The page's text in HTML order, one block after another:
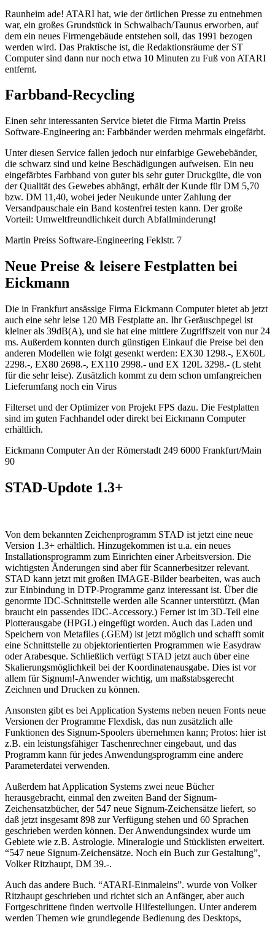
Raunheim ade! ATARI hat, wie der örtlichen Presse zu entnehmen
war, ein großes Grundstück in Schwalbach/Taunus erworben, auf
dem ein neues Firmengebäude entstehen soll, das 1991 bezogen
werden wird. Das Praktische ist, die Redaktionsräume der ST
Computer sind dann nur noch etwa 10 Minuten zu Fuß von ATARI
entfernt.
Farbband-Recycling
Einen sehr interessanten Service bietet die Firma Martin Preiss
Software-Engineering an: Farbbänder werden mehrmals eingefärbt.
Unter diesen Service fallen jedoch nur einfarbige Gewebebänder,
die schwarz sind und keine Beschädigungen aufweisen. Ein neu
eingefärbtes Farbband von guter bis sehr guter Druckgüte, die von
der Qualität des Gewebes abhängt, erhält der Kunde für DM 5,70
bzw. DM 11,40, wobei jeder Neukunde unter Zahlung der
Versandpauschale ein Band kostenfrei testen kann. Der große
Vorteil: Umweltfreundlichkeit durch Abfallminderung!
Martin Preiss Software-Engineering Feklstr. 7
Neue Preise & leisere Festplatten bei
Eickmann
Die in Frankfurt ansässige Firma Eickmann Computer bietet ab jetzt
auch eine sehr leise 120 MB Festplatte an. Ihr Geräuschpegel ist
kleiner als 39dB(A), und sie hat eine mittlere Zugriffszeit von nur 24
ms. Außerdem konnten durch günstigen Einkauf die Preise bei den
anderen Modellen wie folgt gesenkt werden: EX30 1298.-, EX60L
2298.-, EX80 2698.-, EX110 2998.- und EX 120L 3298.- (L steht
für die sehr leise). Zusätzlich kommt zu dem schon umfangreichen
Lieferumfang noch ein Virus
Filterset und der Optimizer von Projekt FPS dazu. Die Festplatten
sind im guten Fachhandel oder direkt bei Eickmann Computer
erhältlich.
Eickmann Computer An der Römerstadt 249 6000 Frankfurt/Main
90
STAD-Updote 1.3+
Von dem bekannten Zeichenprogramm STAD ist jetzt eine neue
Version 1.3+ erhältlich. Hinzugekommen ist u.a. ein neues
Installationsprogramm zum Einrichten einer Arbeitsversion. Die
wichtigsten Änderungen sind aber für Scannerbesitzer relevant.
STAD kann jetzt mit großen IMAGE-Bilder bearbeiten, was auch
zur Einbindung in DTP-Programme ganz interessant ist. Über die
genormte IDC-Schnittstelle werden alle Scanner unterstützt. (Man
braucht ein passendes IDC-Accessory.) Ferner ist im 3D-Teil eine
Plotterausgabe (HPGL) eingefügt worden. Auch das Laden und
Speichern von Metafiles (.GEM) ist jetzt möglich und schafft somit
eine Schnittstelle zu objektorientierten Programmen wie Easydraw
oder Arabesque. Schließlich verfügt STAD jetzt auch über eine
Skalierungsmöglichkeil bei der Koordinatenausgabe. Dies ist vor
allem für Signum!-Anwender wichtig, um maßstabsgerecht
Zeichnen und Drucken zu können.
Ansonsten gibt es bei Application Systems neben neuen Fonts neue
Versionen der Programme Flexdisk, das nun zusätzlich alle
Funktionen des Signum-Spoolers übernehmen kann; Protos: hier ist
z.B. ein leistungsfähiger Taschenrechner eingebaut, und das
Programm kann für jedes Anwendungsprogramm eine andere
Parameterdatei verwenden.
Außerdem hat Application Systems zwei neue Bücher
herausgebracht, einmal den zweiten Band der Signum-
Zeichensatzbücher, der 547 neue Signum-Zeichensätze liefert, so
daß jetzt insgesamt 898 zur Verfügung stehen und 60 Sprachen
geschrieben werden können. Der Anwendungsindex wurde um
Gebiete wie z.B. Astrologie. Mineralogie und Stücklisten erweitert.
“547 neue Signum-Zeichensätze. Noch ein Buch zur Gestaltung”,
Volker Ritzhaupt, DM 39.-.
Auch das andere Buch. “ATARI-Einmaleins”. wurde von Volker
Ritzhaupt geschrieben und richtet sich an Anfänger, aber auch
Fortgeschrittene finden wertvolle Hilfestellungen. Unter anderem
werden Themen wie grundlegende Bedienung des Desktops,